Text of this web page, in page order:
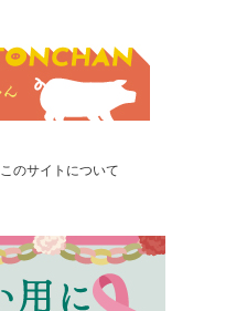
このサイトについて